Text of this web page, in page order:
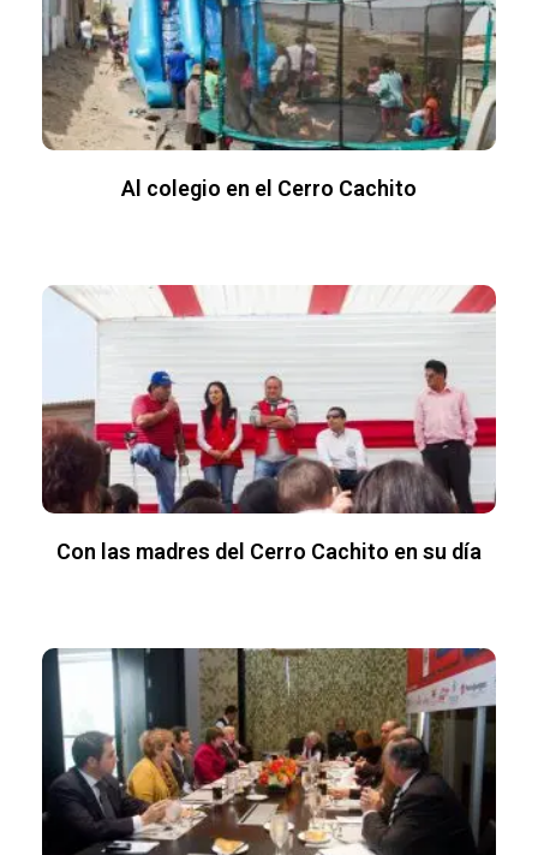
Al colegio en el Cerro Cachito
Con las madres del Cerro Cachito en su día